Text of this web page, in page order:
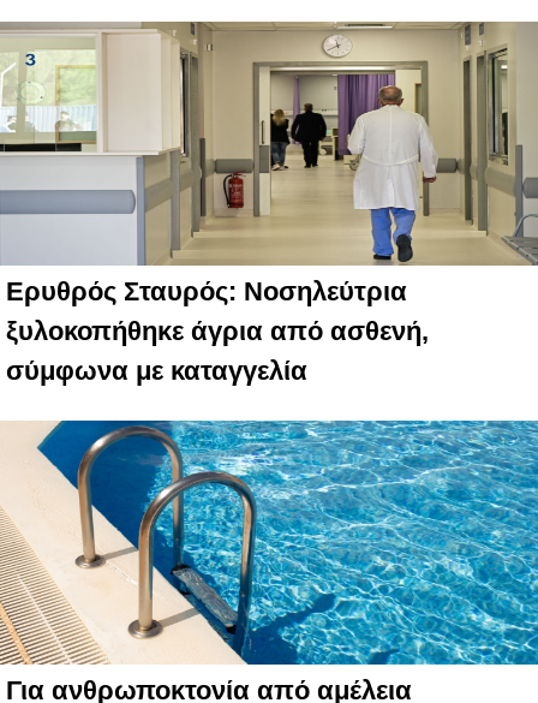
Ερυθρός Σταυρός: Νοσηλεύτρια
ξυλοκοπήθηκε άγρια από ασθενή,
σύμφωνα με καταγγελία
Για ανθρωποκτονία από αμέλεια